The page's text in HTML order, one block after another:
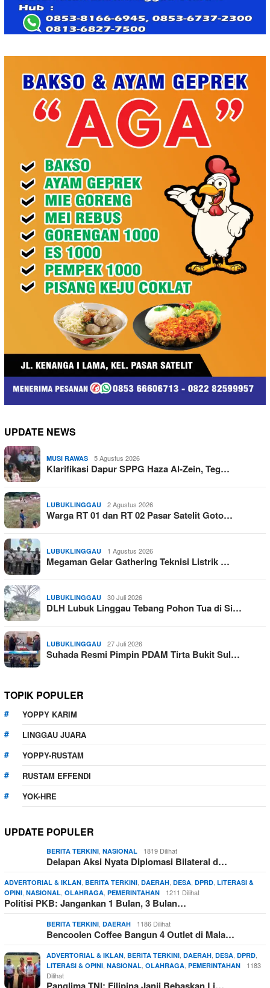
UPDATE NEWS
MUSI RAWAS 5 Agustus 2026
Klarifikasi Dapur SPPG Haza Al-Zein, Teg…
LUBUKLINGGAU 2 Agustus 2026
Warga RT 01 dan RT 02 Pasar Satelit Goto…
LUBUKLINGGAU 1 Agustus 2026
Megaman Gelar Gathering Teknisi Listrik …
LUBUKLINGGAU 30 Juli 2026
DLH Lubuk Linggau Tebang Pohon Tua di Si…
LUBUKLINGGAU 27 Juli 2026
Suhada Resmi Pimpin PDAM Tirta Bukit Sul…
TOPIK POPULER
YOPPY KARIM
LINGGAU JUARA
YOPPY-RUSTAM
RUSTAM EFFENDI
YOK-HRE
UPDATE POPULER
BERITA TERKINI NASIONAL 1819 Dilihat
Delapan Aksi Nyata Diplomasi Bilateral d…
ADVERTORIAL & IKLAN BERITA TERKINI DAERAH DESA DPRD LITERASI &
OPINI NASIONAL OLAHRAGA PEMERINTAHAN 1211 Dilihat
Politisi PKB: Jangankan 1 Bulan, 3 Bulan…
BERITA TERKINI DAERAH 1186 Dilihat
Bencoolen Coffee Bangun 4 Outlet di Mala…
ADVERTORIAL & IKLAN BERITA TERKINI DAERAH DESA DPRD
LITERASI & OPINI NASIONAL OLAHRAGA PEMERINTAHAN
1183
Dilihat